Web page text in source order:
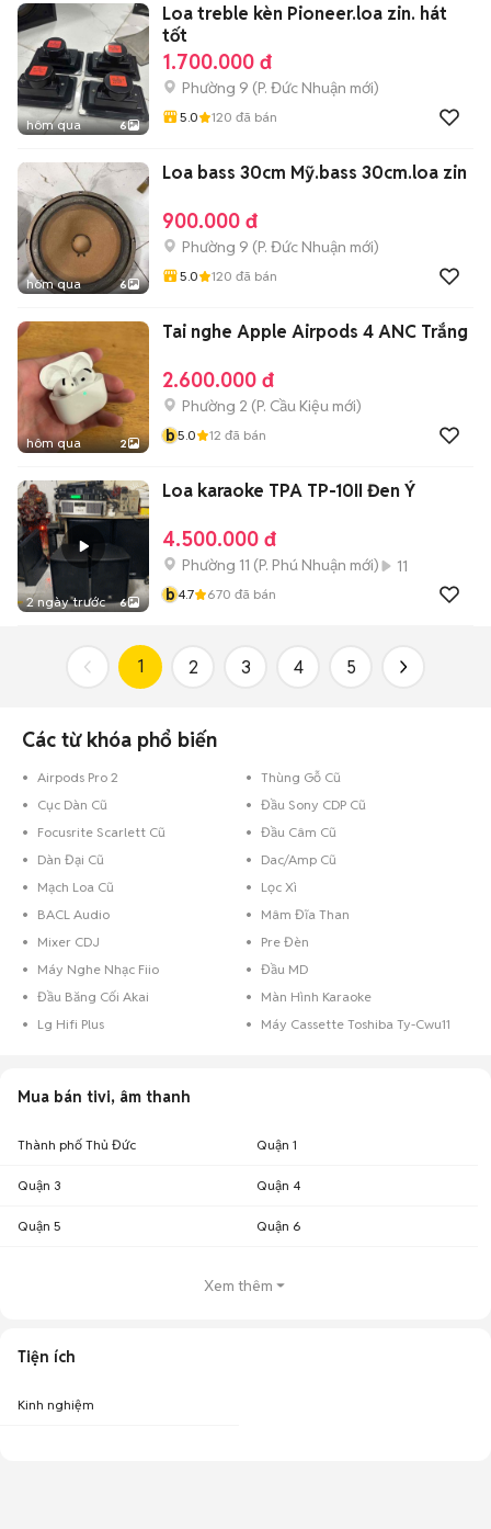
hôm qua 6
Loa treble kèn Pioneer.loa zin. hát
tốt
1.700.000 đ
Phường 9 (P. Đức Nhuận mới)
5.0 120 đã bán
hôm qua 6
Loa bass 30cm Mỹ.bass 30cm.loa zin
900.000 đ
Phường 9 (P. Đức Nhuận mới)
5.0 120 đã bán
hôm qua 2
Tai nghe Apple Airpods 4 ANC Trắng
2.600.000 đ
Phường 2 (P. Cầu Kiệu mới)
b5.0 12 đã bán
2 ngày trước 6
Loa karaoke TPA TP-10II Đen Ý
4.500.000 đ
Phường 11 (P. Phú Nhuận mới)
11
b4.7 670 đã bán
1 2 3 4 5
Các từ khóa phổ biến
Airpods Pro 2
Thùng Gỗ Cũ
Cục Dàn Cũ
Đầu Sony CDP Cũ
Focusrite Scarlett Cũ
Đầu Câm Cũ
Dàn Đại Cũ
Dac/Amp Cũ
Mạch Loa Cũ
Lọc Xì
BACL Audio
Mâm Đĩa Than
Mixer CDJ
Pre Đèn
Máy Nghe Nhạc Fiio
Đầu MD
Đầu Băng Cối Akai
Màn Hình Karaoke
Lg Hifi Plus
Máy Cassette Toshiba Ty-Cwu11
Mua bán tivi, âm thanh
Thành phố Thủ Đức Quận 1
Quận 3 Quận 4
Quận 5 Quận 6
Xem thêm
Tiện ích
Kinh nghiệm